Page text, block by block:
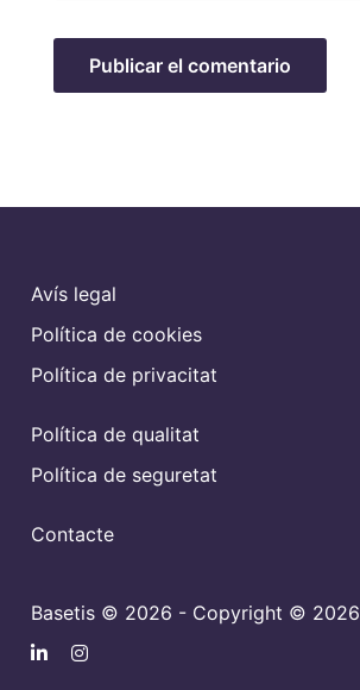
Avís legal
Política de cookies
Política de privacitat
Política de qualitat
Política de seguretat
Contacte
Basetis © 2026 - Copyright © 2026